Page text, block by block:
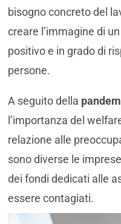
bisogno concreto del
creare l’immagine di un
positivo e in grado di
persone.
A seguito della
l’importanza del
relazione alle
sono diverse le
dei fondi dedicati alle
essere contagiati.